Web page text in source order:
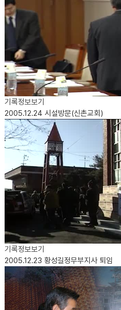
기록정보보기
2005.12.24 시설방문(신촌교회)
기록정보보기
2005.12.23 황성길정무부지사 퇴임